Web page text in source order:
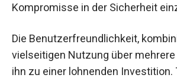
Kompromisse in der Sicherheit
Die Benutzerfreundlichkeit,
vielseitigen Nutzung über
ihn zu einer lohnenden Investition.